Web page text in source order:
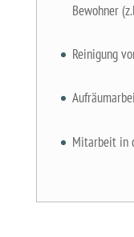
Bewohner
Reinigung
Mitarbeit in